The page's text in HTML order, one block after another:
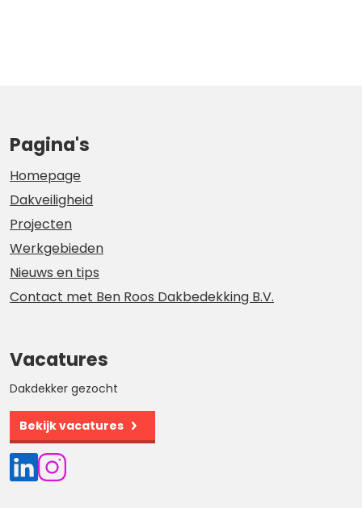
Pagina's
Homepage
Dakveiligheid
Projecten
Werkgebieden
Nieuws en tips
Contact met Ben Roos Dakbedekking B.V.
Vacatures
Dakdekker gezocht
Bekijk vacatures